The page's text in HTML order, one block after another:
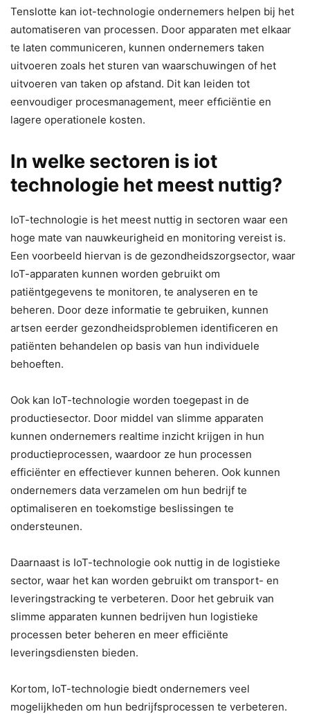
Tenslotte kan iot-technologie ondernemers helpen bij het
automatiseren van processen. Door apparaten met elkaar
te laten communiceren, kunnen ondernemers taken
uitvoeren zoals het sturen van waarschuwingen of het
uitvoeren van taken op afstand. Dit kan leiden tot
eenvoudiger procesmanagement, meer efﬁciëntie en
lagere operationele kosten.
In welke sectoren is iot
technologie het meest nuttig?
IoT-technologie is het meest nuttig in sectoren waar een
hoge mate van nauwkeurigheid en monitoring vereist is.
Een voorbeeld hiervan is de gezondheidszorgsector, waar
IoT-apparaten kunnen worden gebruikt om
patiëntgegevens te monitoren, te analyseren en te
beheren. Door deze informatie te gebruiken, kunnen
artsen eerder gezondheidsproblemen identificeren en
patiënten behandelen op basis van hun individuele
behoeften.
Ook kan IoT-technologie worden toegepast in de
productiesector. Door middel van slimme apparaten
kunnen ondernemers realtime inzicht krijgen in hun
productieprocessen, waardoor ze hun processen
efficiënter en effectiever kunnen beheren. Ook kunnen
ondernemers data verzamelen om hun bedrijf te
optimaliseren en toekomstige beslissingen te
ondersteunen.
Daarnaast is IoT-technologie ook nuttig in de logistieke
sector, waar het kan worden gebruikt om transport- en
leveringstracking te verbeteren. Door het gebruik van
slimme apparaten kunnen bedrijven hun logistieke
processen beter beheren en meer efficiënte
leveringsdiensten bieden.
Kortom, IoT-technologie biedt ondernemers veel
mogelijkheden om hun bedrijfsprocessen te verbeteren.